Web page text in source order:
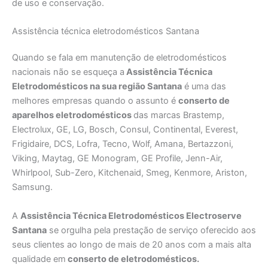
de uso e conservação.
Assistência técnica eletrodomésticos Santana
Quando se fala em manutenção de eletrodomésticos
nacionais não se esqueça a Assistência Técnica
Eletrodomésticos na sua região Santana é uma das
melhores empresas quando o assunto é conserto de
aparelhos eletrodomésticosdas marcas Brastemp,
Electrolux, GE, LG, Bosch, Consul, Continental, Everest,
Frigidaire, DCS, Lofra, Tecno, Wolf, Amana, Bertazzoni,
Viking, Maytag, GE Monogram, GE Profile, Jenn-Air,
Whirlpool, Sub-Zero, Kitchenaid, Smeg, Kenmore, Ariston,
Samsung.
A Assistência Técnica Eletrodomésticos Electroserve
Santana se orgulha pela prestação de serviço oferecido aos
seus clientes ao longo de mais de 20 anos com a mais alta
qualidade em conserto de eletrodomésticos.